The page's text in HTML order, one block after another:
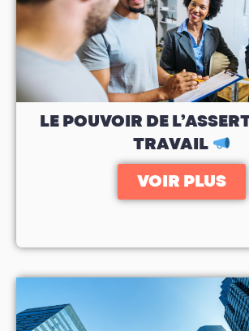
LE POUVOIR DE
TRAVAIL
VOIR PLUS